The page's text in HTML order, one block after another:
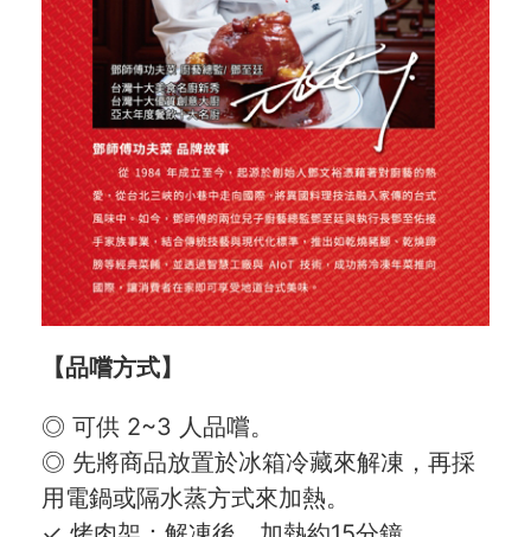
【品嚐方式】
◎ 可供 2~3 人品嚐。
◎ 先將商品放置於冰箱冷藏來解凍，再採
用電鍋或隔水蒸方式來加熱。